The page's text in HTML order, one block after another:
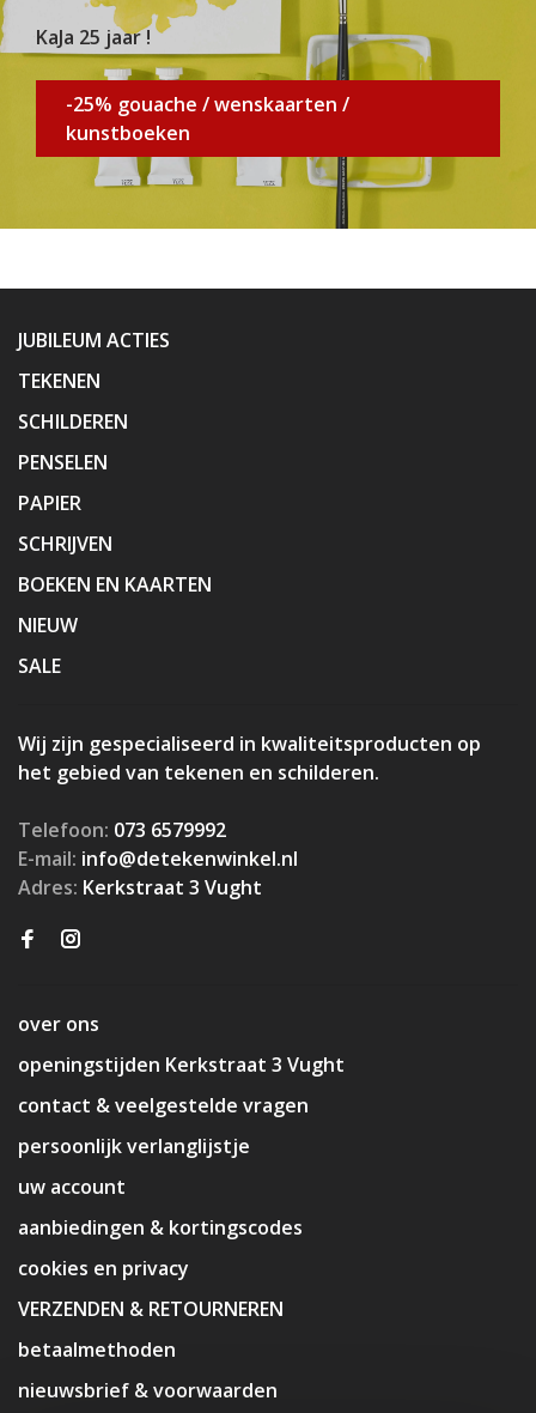
KaJa 25 jaar !
-25% gouache / wenskaarten /
kunstboeken
JUBILEUM ACTIES
TEKENEN
SCHILDEREN
PENSELEN
PAPIER
SCHRIJVEN
BOEKEN EN KAARTEN
NIEUW
SALE
Wij zijn gespecialiseerd in kwaliteitsproducten op
het gebied van tekenen en schilderen.
Telefoon: 073 6579992
E-mail: info@detekenwinkel.nl
Adres: Kerkstraat 3 Vught
over ons
openingstijden Kerkstraat 3 Vught
contact & veelgestelde vragen
persoonlijk verlanglijstje
uw account
aanbiedingen & kortingscodes
cookies en privacy
VERZENDEN & RETOURNEREN
betaalmethoden
nieuwsbrief & voorwaarden